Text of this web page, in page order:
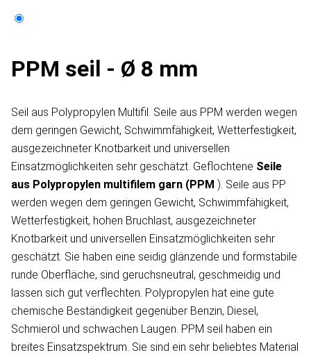
PPM seil - Ø 8 mm
Seil aus Polypropylen Multifil. Seile aus PPM werden wegen
dem geringen Gewicht, Schwimmfähigkeit, Wetterfestigkeit,
ausgezeichneter Knotbarkeit und universellen
Einsatzmöglichkeiten sehr geschätzt. Geflochtene Seile
aus Polypropylen multifilem garn (PPM ). Seile aus PP
werden wegen dem geringen Gewicht, Schwimmfähigkeit,
Wetterfestigkeit, hohen Bruchlast, ausgezeichneter
Knotbarkeit und universellen Einsatzmöglichkeiten sehr
geschätzt. Sie haben eine seidig glänzende und formstabile
runde Oberfläche, sind geruchsneutral, geschmeidig und
lassen sich gut verflechten. Polypropylen hat eine gute
chemische Beständigkeit gegenüber Benzin, Diesel,
Schmieröl und schwachen Laugen. PPM seil haben ein
breites Einsatzspektrum. Sie sind ein sehr beliebtes Material